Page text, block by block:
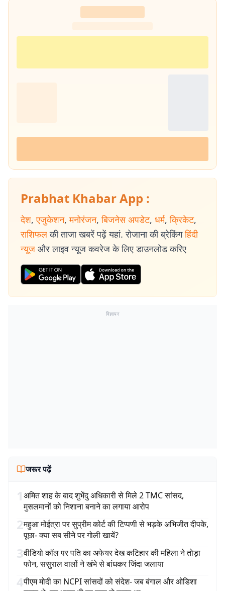
Prabhat Khabar App :
देश, एजुकेशन, मनोरंजन, बिजनेस अपडेट, धर्म, क्रिकेट,
राशिफल की ताजा खबरें पढ़ें यहां. रोजाना की ब्रेकिंग हिंदी
न्यूज और लाइव न्यूज कवरेज के लिए डाउनलोड करिए
विज्ञापन
जरूर पढ़ें
1अमित शाह के बाद शुभेंदु अधिकारी से मिले 2 TMC सांसद,
मुसलमानों को निशाना बनाने का लगाया आरोप
2महुआ मोईत्रा पर सुप्रीम कोर्ट की टिप्पणी से भड़के अभिजीत दीपके,
पूछा- क्या सब सीने पर गोली खायें?
3वीडियो कॉल पर पति का अफेयर देख कटिहार की महिला ने तोड़ा
फोन, ससुराल वालों ने खंभे से बांधकर जिंदा जलाया
4पीएम मोदी का NCPI सांसदों को संदेश- जब बंगाल और ओडिशा